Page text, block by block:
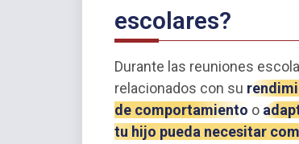
escolares?
Durante las reuniones
relacionados con su
de comportamiento o
tu hijo pueda necesitar